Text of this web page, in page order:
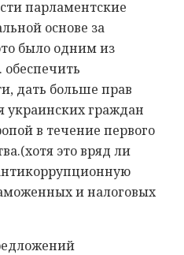
парламентские
основе за
было одним из
дать больше прав
украинских граждан
в течение первого
это вряд ли
и налоговых